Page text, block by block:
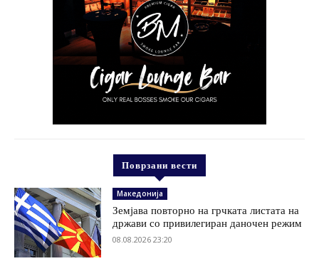
Поврзани вести
Македонија
Земјава повторно на грчката листата на
држави со привилегиран даночен режим
08.08.2026 23:20